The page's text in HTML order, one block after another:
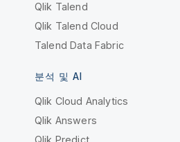
Qlik Talend
Qlik Talend Cloud
Talend Data Fabric
분석 및 AI
Qlik Cloud Analytics
Qlik Answers
Qlik Predict